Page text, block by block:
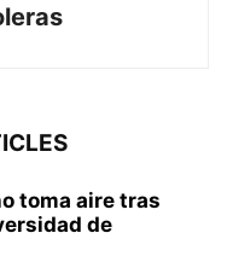
toma aire tras
de